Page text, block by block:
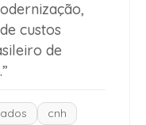
custos
de
cnh